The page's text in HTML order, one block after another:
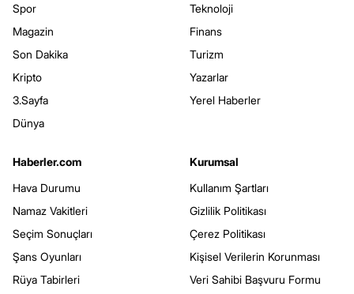
Spor
Magazin
Son Dakika
Kripto
3.Sayfa
Dünya
Teknoloji
Finans
Turizm
Yazarlar
Yerel Haberler
Haberler.com
Hava Durumu
Namaz Vakitleri
Seçim Sonuçları
Şans Oyunları
Rüya Tabirleri
Kurumsal
Kullanım Şartları
Gizlilik Politikası
Çerez Politikası
Kişisel Verilerin Korunması
Veri Sahibi Başvuru Formu